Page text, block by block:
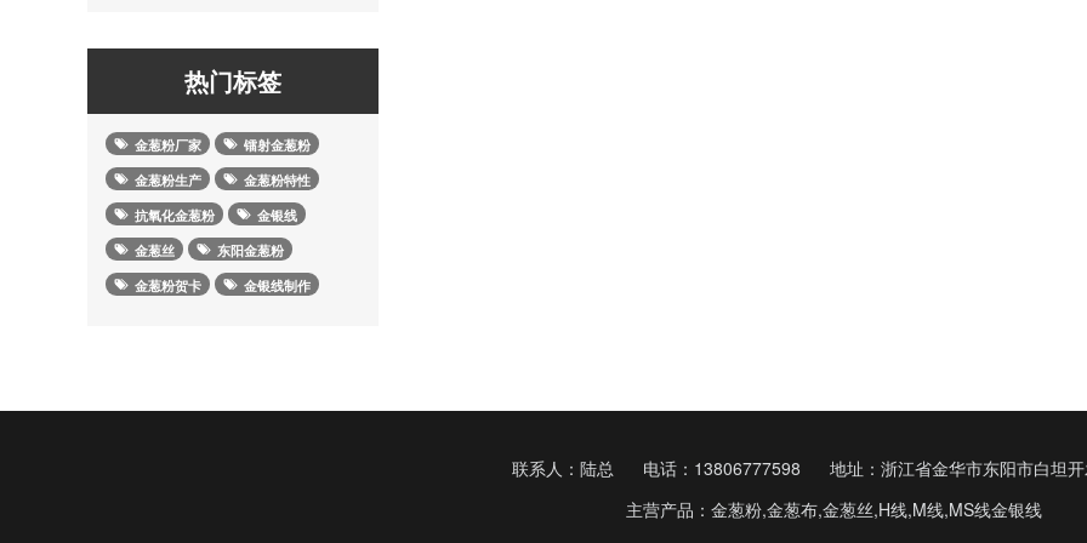
热门标签
金葱粉厂家
镭射金葱粉
金葱粉生产
金葱粉特性
抗氧化金葱粉
金银线
金葱丝
东阳金葱粉
金葱粉贺卡
金银线制作
联系人：陆总 电话：13806777598
地址：浙江省金华市东阳市白坦
主营产品：金葱粉,金葱布,金葱丝,H线,M线,MS线金银线